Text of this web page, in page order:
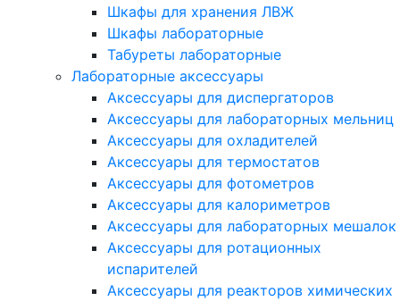
Шкафы для хранения ЛВЖ
Шкафы лабораторные
Табуреты лабораторные
Лабораторные аксессуары
Аксессуары для диспергаторов
Аксессуары для лабораторных мельниц
Аксессуары для охладителей
Аксессуары для термостатов
Аксессуары для фотометров
Аксессуары для калориметров
Аксессуары для лабораторных мешалок
Аксессуары для ротационных
испарителей
Аксессуары для реакторов химических